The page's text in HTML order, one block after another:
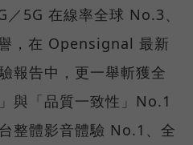
5G 在線率全球 No.3、
，在 Opensignal 最新
報告中，更一舉斬獲全
與「品質一致性」No.1
整體影音體驗 No.1、全